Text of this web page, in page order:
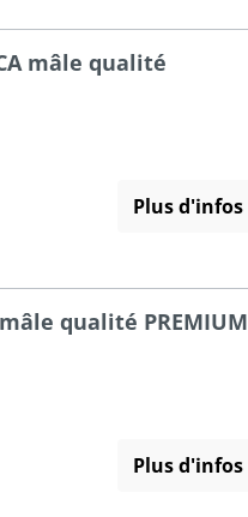
mâle qualité
Plus d'infos
qualité PREMIUM
Plus d'infos